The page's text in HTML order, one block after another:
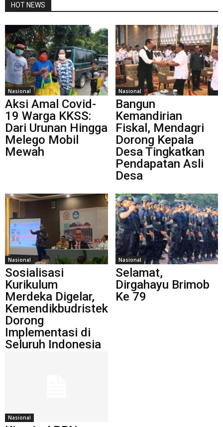
HOT NEWS
Nasional
Aksi Amal Covid-
19 Warga KKSS:
Dari Urunan Hingga
Melego Mobil
Mewah
Nasional
Bangun
Kemandirian
Fiskal, Mendagri
Dorong Kepala
Desa Tingkatkan
Pendapatan Asli
Desa
Nasional
Sosialisasi
Kurikulum
Merdeka Digelar,
Kemendikbudristek
Dorong
Implementasi di
Seluruh Indonesia
Nasional
Selamat,
Dirgahayu Brimob
Ke 79
Nasional